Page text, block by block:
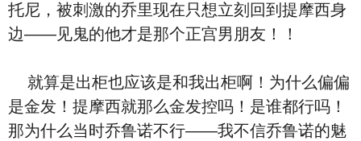
托尼，被刺激的乔里现在只想立刻回到提摩西身
边——见鬼的他才是那个正宫男朋友！！
就算是出柜也应该是和我出柜啊！为什么偏偏
是金发！提摩西就那么金发控吗！是谁都行吗！
那为什么当时乔鲁诺不行——我不信乔鲁诺的魅